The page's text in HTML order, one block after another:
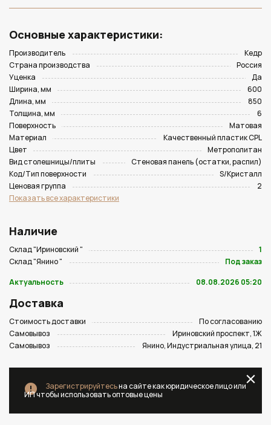
Основные характеристики:
Производитель
Кедр
Страна производства
Россия
Уценка
Да
Ширина, мм
600
Длина, мм
850
Толщина, мм
6
Поверхность
Матовая
Материал
Качественный пластик CPL
Цвет
Метрополитан
Вид столешницы/плиты
Стеновая панель (остатки, распил)
Код/Тип поверхности
S/Кристалл
Ценовая группа
2
Показать все характеристики
Наличие
Склад "Ириновский "
1
Склад "Янино "
Под заказ
Актуальность
08.08.2026 05:20
Доставка
Стоимость доставки
По согласованию
Самовывоз
Ириновский проспект, 1Ж
Самовывоз
Янино, Индустриальная улица, 21
Зарегистрируйтесьна сайте как юридическое лицо или
ИП чтобы использовать оптовые цены